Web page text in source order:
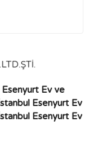
Esenyurt Ev ve
Esenyurt Ev
Esenyurt Ev